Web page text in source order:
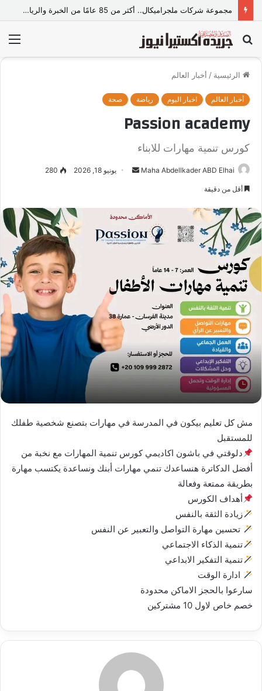
مجموعة شركات ملجراميكال.. أكثر من 85 عامًا من الخبرة والريادة في صناعة وتجارة الموازين
بحث
عن
الرئيسية / أخبار العالم
أخبار العالم اخبار اليوم رياضة صحة
Passion academy
كورس تنمية مهارات للابناء
Maha Abdellkader ABD Elhai
ر
ر
و
يونيو 18, 2026 280
أقل من دقيقة
مش كل تعليم بيكون في المدرسة في مهارات بتصنع شخصية طفلك
للمستقبل
دلوقتي في باشون اكاديمي كورس تنمية المهارات مع نخبة من
أفضل الدكاترة هنساعدك تنمي مهارات أبنك ونساعدة يكتسب مهارة
بطريقة ممتعة وفعالة
أهداف الكورس
زيادة الثقة بالنفس
تحسين مهارة التواصل والتعبير عن النفس
تنمية الذكاء الاجتماعي
تنمية التفكير الابداعي
ادارة الوقت
سارعوا بالحجز الاماكن محدودة
خصم خاص لاول 10 مشتركين